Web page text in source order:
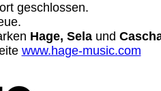
geschlossen.
Hage, Selaund
www.hage-music.com